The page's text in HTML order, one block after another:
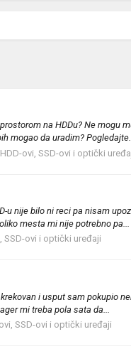
na HDDu? Ne
mogao da uradim?
HDD-ovi, SSD-ovi i optički
u nije bilo ni reci pa nisam
mesta mi nije potrebno pa...
SSD-ovi i optički uređaji
i usput sam pokupio
mi treba pola sata da...
SSD-ovi i optički uređaji